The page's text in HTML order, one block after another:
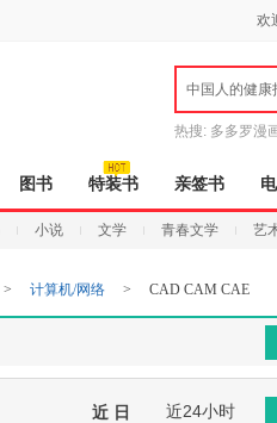
欢
中国人的健康
热搜: 多多罗漫
图书 特装书 亲签书
小说 文学 青春文学 艺
> 计算机/网络 > CAD CAM CAE
近 日 近24小时